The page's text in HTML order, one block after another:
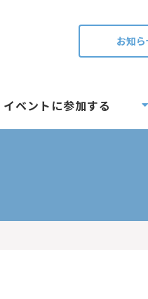
お知
イベントに参加する